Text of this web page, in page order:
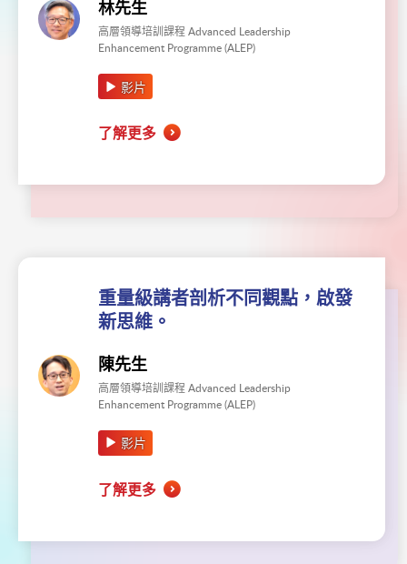
林先生
高層領導培訓課程 Advanced Leadership
Enhancement Programme (ALEP)
影片
了解更多
重量級講者剖析不同觀點，啟發
新思維。
陳先生
高層領導培訓課程 Advanced Leadership
Enhancement Programme (ALEP)
影片
了解更多